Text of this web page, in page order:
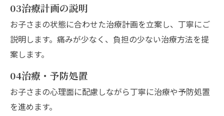
03治療計画の説明
お子さまの状態に合わせた治療計画を立案し、丁寧にご
説明します。痛みが少なく、負担の少ない治療方法を提
案します。
04治療・予防処置
お子さまの心理面に配慮しながら丁寧に治療や予防処置
を進めます。